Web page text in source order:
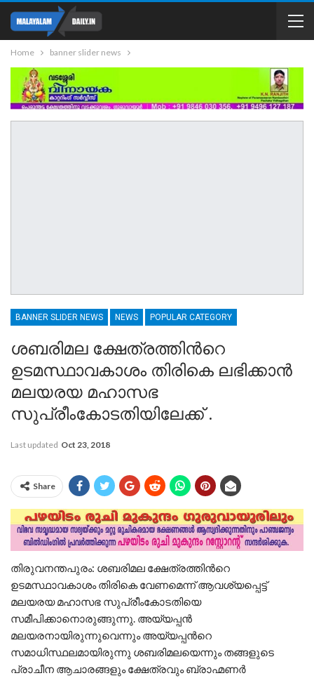
Home banner slider news
BANNER SLIDER NEWS NEWS POPULAR CATEGORY
ശബരിമല ക്ഷേത്രത്തിന്‍റെ
ഉടമസ്ഥാവകാശം തിരികെ ലഭിക്കാൻ
മലയരയ മഹാസഭ
സുപ്രീംകോടതിയിലേക്ക് .
Last updated Oct 23, 2018
Share
തിരുവനന്തപുരം: ശബരിമല ക്ഷേത്രത്തിന്‍റെ
ഉടമസ്ഥാവകാശം തിരികെ വേണമെന്ന് ആവശ്യപ്പെട്ട്
മലയരയ മഹാസഭ സുപ്രീംകോടതിയെ
സമീപിക്കാനൊരുങ്ങുന്നു. അയ്യപ്പന്‍
മലയരനായിരുന്നുവെന്നും അയ്യപ്പന്‍റെ
സമാധിസ്ഥലമായിരുന്നു ശബരിമലയെന്നും തങ്ങളുടെ
പ്രാചീന ആചാരങ്ങളും ക്ഷേത്രവും ബ്രാഹ്മണര്‍